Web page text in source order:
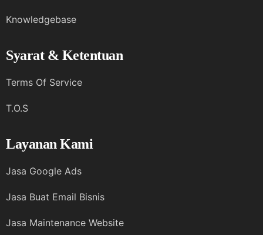
Knowledgebase
Syarat & Ketentuan
Terms Of Service
T.O.S
Layanan Kami
Jasa Google Ads
Jasa Buat Email Bisnis
Jasa Maintenance Website